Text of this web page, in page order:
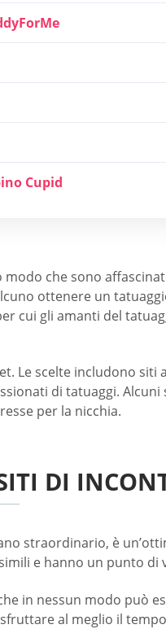
Cupid
che sono
ottenere un
cui gli amanti del
Le scelte includono
di tatuaggi.
per la nicchia.
DI
straordinario, è
e hanno un punto
in nessun modo può
al meglio il